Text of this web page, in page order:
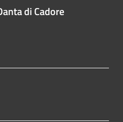
di Cadore